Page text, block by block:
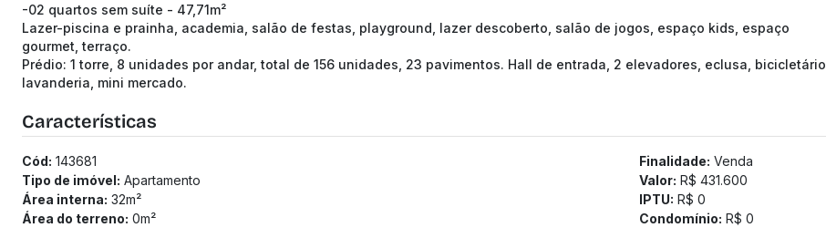
-02 quartos sem suíte - 47,71m²
Lazer-piscina e prainha, academia, salão de festas, playground, lazer descoberto, salão de jogos, espaço kids, espaço
gourmet, terraço.
Prédio: 1 torre, 8 unidades por andar, total de 156 unidades, 23 pavimentos. Hall de entrada, 2 elevadores, eclusa, bicicletário,
lavanderia, mini mercado.
Características
Cód: 143681
Tipo de imóvel: Apartamento
Área interna: 32m²
Área do terreno: 0m²
Finalidade: Venda
Valor: R$ 431.600
IPTU: R$ 0
Condomínio: R$ 0